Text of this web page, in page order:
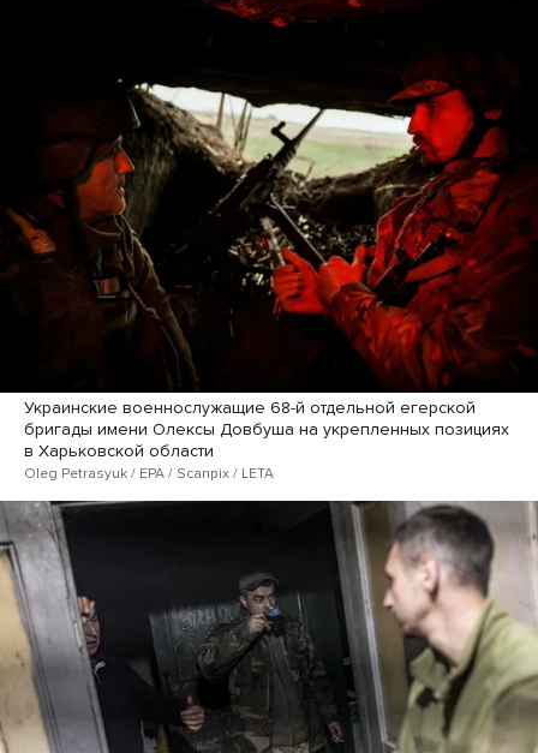
Украинские военнослужащие 68-й отдельной егерской
бригады имени Олексы Довбуша на укрепленных позициях
в Харьковской области
Oleg Petrasyuk / EPA / Scanpix / LETA